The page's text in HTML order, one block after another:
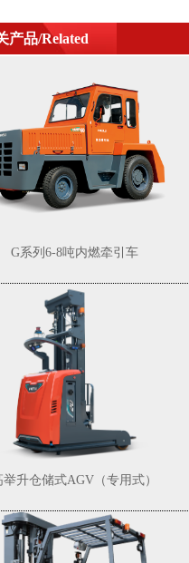
产品/Related
3.8t防爆内燃平衡重式叉车（1区
区）
G系列6-8吨内燃牵引车
举升仓储式AGV（专用式）